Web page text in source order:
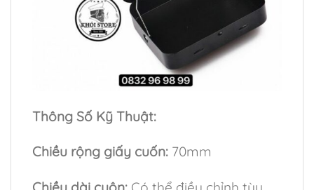
Thông Số Kỹ Thuật:
Chiều rộng giấy cuốn: 70mm